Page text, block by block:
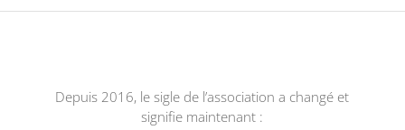
Depuis 2016, le sigle de l’association a changé et
signifie maintenant :